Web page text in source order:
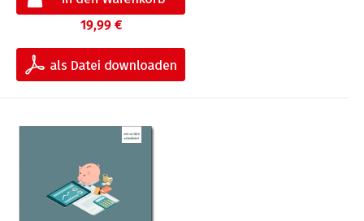
19,99 €